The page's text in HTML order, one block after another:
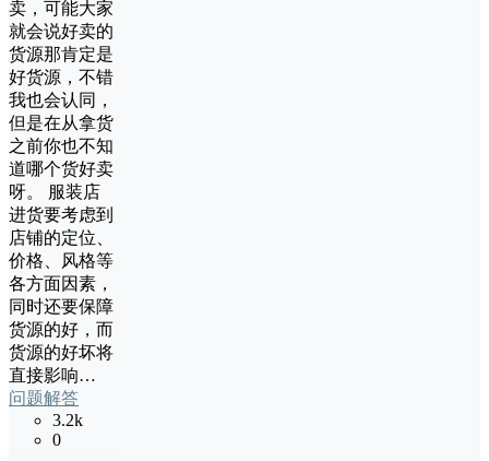
卖，可能大家
就会说好卖的
货源那肯定是
好货源，不错
我也会认同，
但是在从拿货
之前你也不知
道哪个货好卖
呀。 服装店
进货要考虑到
店铺的定位、
价格、风格等
各方面因素，
同时还要保障
货源的好，而
货源的好坏将
直接影响…
问题解答
3.2k
0